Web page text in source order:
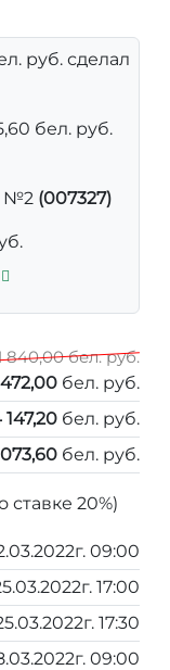
руб. сделал
бел. руб.
№2 (007327)
840,00 бел. руб.
бел. руб.
147,20 бел. руб.
бел. руб.
20%)
09:00
17:00
17:30
09:00